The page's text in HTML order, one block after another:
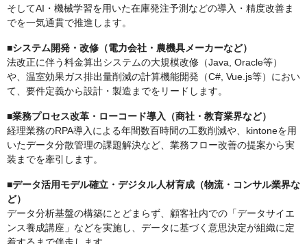
そしてAI・機械学習を用いた在庫発注予測などの導入・精度改善ま
でを一気通貫で推進します。
■システム開発・改修（電力会社・農機具メーカーなど）
法改正に伴う料金算出システムの大規模改修（Java, Oracle等）
や、温室効果ガス排出量削減の計算機能開発（C#, Vue.js等）におい
て、要件定義から設計・製造までをリードします。
■業務プロセス改革・ローコード導入（商社・教育業界など）
経理業務のRPA導入による年間数百時間の工数削減や、kintoneを用
いたデータ分散管理の課題解決など、業務フロー改善の提案から実
装までを牽引します。
■データ活用モデル確立・デジタル人材育成（物流・コンサル業界な
ど）
データ分析基盤の構築にとどまらず、顧客社内での「データサイエ
ンス養成講座」などを実施し、データに基づく意思決定が組織に定